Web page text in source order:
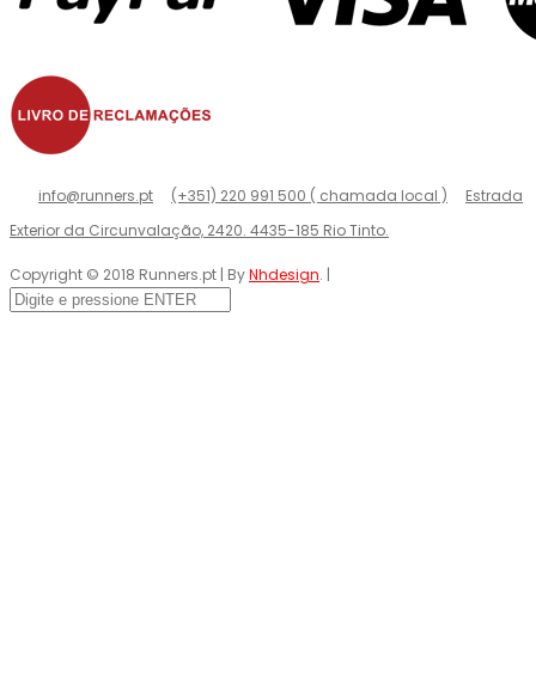
info@runners.pt (+351) 220 991 500 ( chamada local )
Estrada
Exterior da Circunvalação, 2420. 4435-185 Rio Tinto.
Copyright © 2018 Runners.pt | ByNhdesign. |